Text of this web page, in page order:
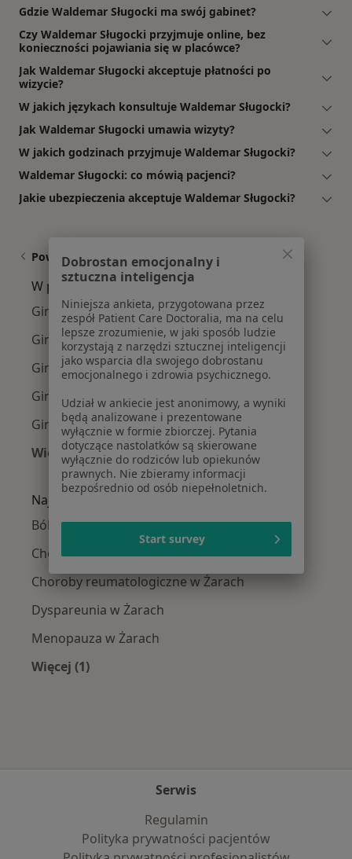
Gdzie Waldemar Sługocki ma swój gabinet?
Czy Waldemar Sługocki przyjmuje online, bez
konieczności pojawiania się w placówce?
Jak Waldemar Sługocki akceptuje płatności po
wizycie?
W jakich językach konsultuje Waldemar Sługocki?
Jak Waldemar Sługocki umawia wizyty?
W jakich godzinach przyjmuje Waldemar Sługocki?
Waldemar Sługocki: co mówią pacjenci?
Jakie ubezpieczenia akceptuje Waldemar Sługocki?
Powiązane wyszukiwania
W pobliżu Żarów
Ginekolodzy w Zielonej Górze
Ginekolodzy w Nowej Sóli
Ginekolodzy w Krosnie Odrzańskiym
Ginekolodzy w Gubinie
Ginekolodzy w Żaganiu
Więcej (12)
Więcej w kategorii: W pobliżu Żarów
Najczęście leczone choroby
Bóle stawów w Żarach
Choroby endokrynologiczne w Żarach
Choroby reumatologiczne w Żarach
Dyspareunia w Żarach
Menopauza w Żarach
Więcej (1)
Serwis
Regulamin
Polityka prywatności pacjentów
Dobrostan emocjonalny i
sztuczna inteligencja
Niniejsza ankieta, przygotowana przez
zespół Patient Care Doctoralia, ma na celu
lepsze zrozumienie, w jaki sposób ludzie
korzystają z narzędzi sztucznej inteligencji
jako wsparcia dla swojego dobrostanu
emocjonalnego i zdrowia psychicznego.
Udział w ankiecie jest anonimowy, a wyniki
będą analizowane i prezentowane
wyłącznie w formie zbiorczej. Pytania
dotyczące nastolatków są skierowane
wyłącznie do rodziców lub opiekunów
prawnych. Nie zbieramy informacji
bezpośrednio od osób niepełnoletnich.
Start survey